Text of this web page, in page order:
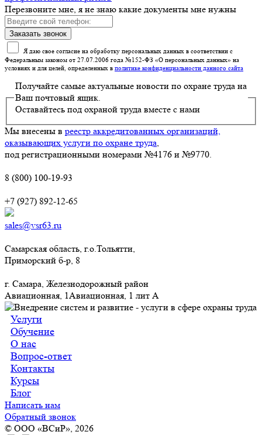
Перезвоните мне , я не знаю какие документы мне нужны
Я даю свое согласие на обработку персональных данных в соответствии с
Федеральным законом от 27.07.2006 года №152-ФЗ «О персональных данных» на
условиях и для целей, определенных в политике конфиденциальности данного сайта
Получайте самые актуальные новости по охране труда на
Ваш почтовый ящик.
Оставайтесь под охраной труда вместе с нами
Мы внесены в реестр аккредитованных организаций,
оказывающих услуги по охране труда,
под регистрационными номерами №4176 и №9770.
8 (800) 100-19-93
+7 (927) 892-12-65
sales@vsr63.ru
Самарская область, г.о.Тольятти,
Приморский б-р, 8
г. Самара, Железнодорожный район
Авиационная, 1Авиационная, 1 лит А
Услуги
Обучение
О нас
Вопрос-ответ
Контакты
Курсы
Блог
Написать нам
Обратный звонок
© ООО «ВСиР», 2026